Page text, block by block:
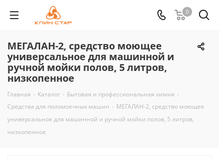
0
МЕГАЛАН-2, средство моющее
универсальное для машинной и
ручной мойки полов, 5 литров,
низкопенное
Главная - Каталог - Бытовая и профессиональная химия -
Средства для поломоечных машин - МЕГАЛАН-2, средство моющее
универсальное для машинной и ручной мойки полов, 5 литров,
низкопенное